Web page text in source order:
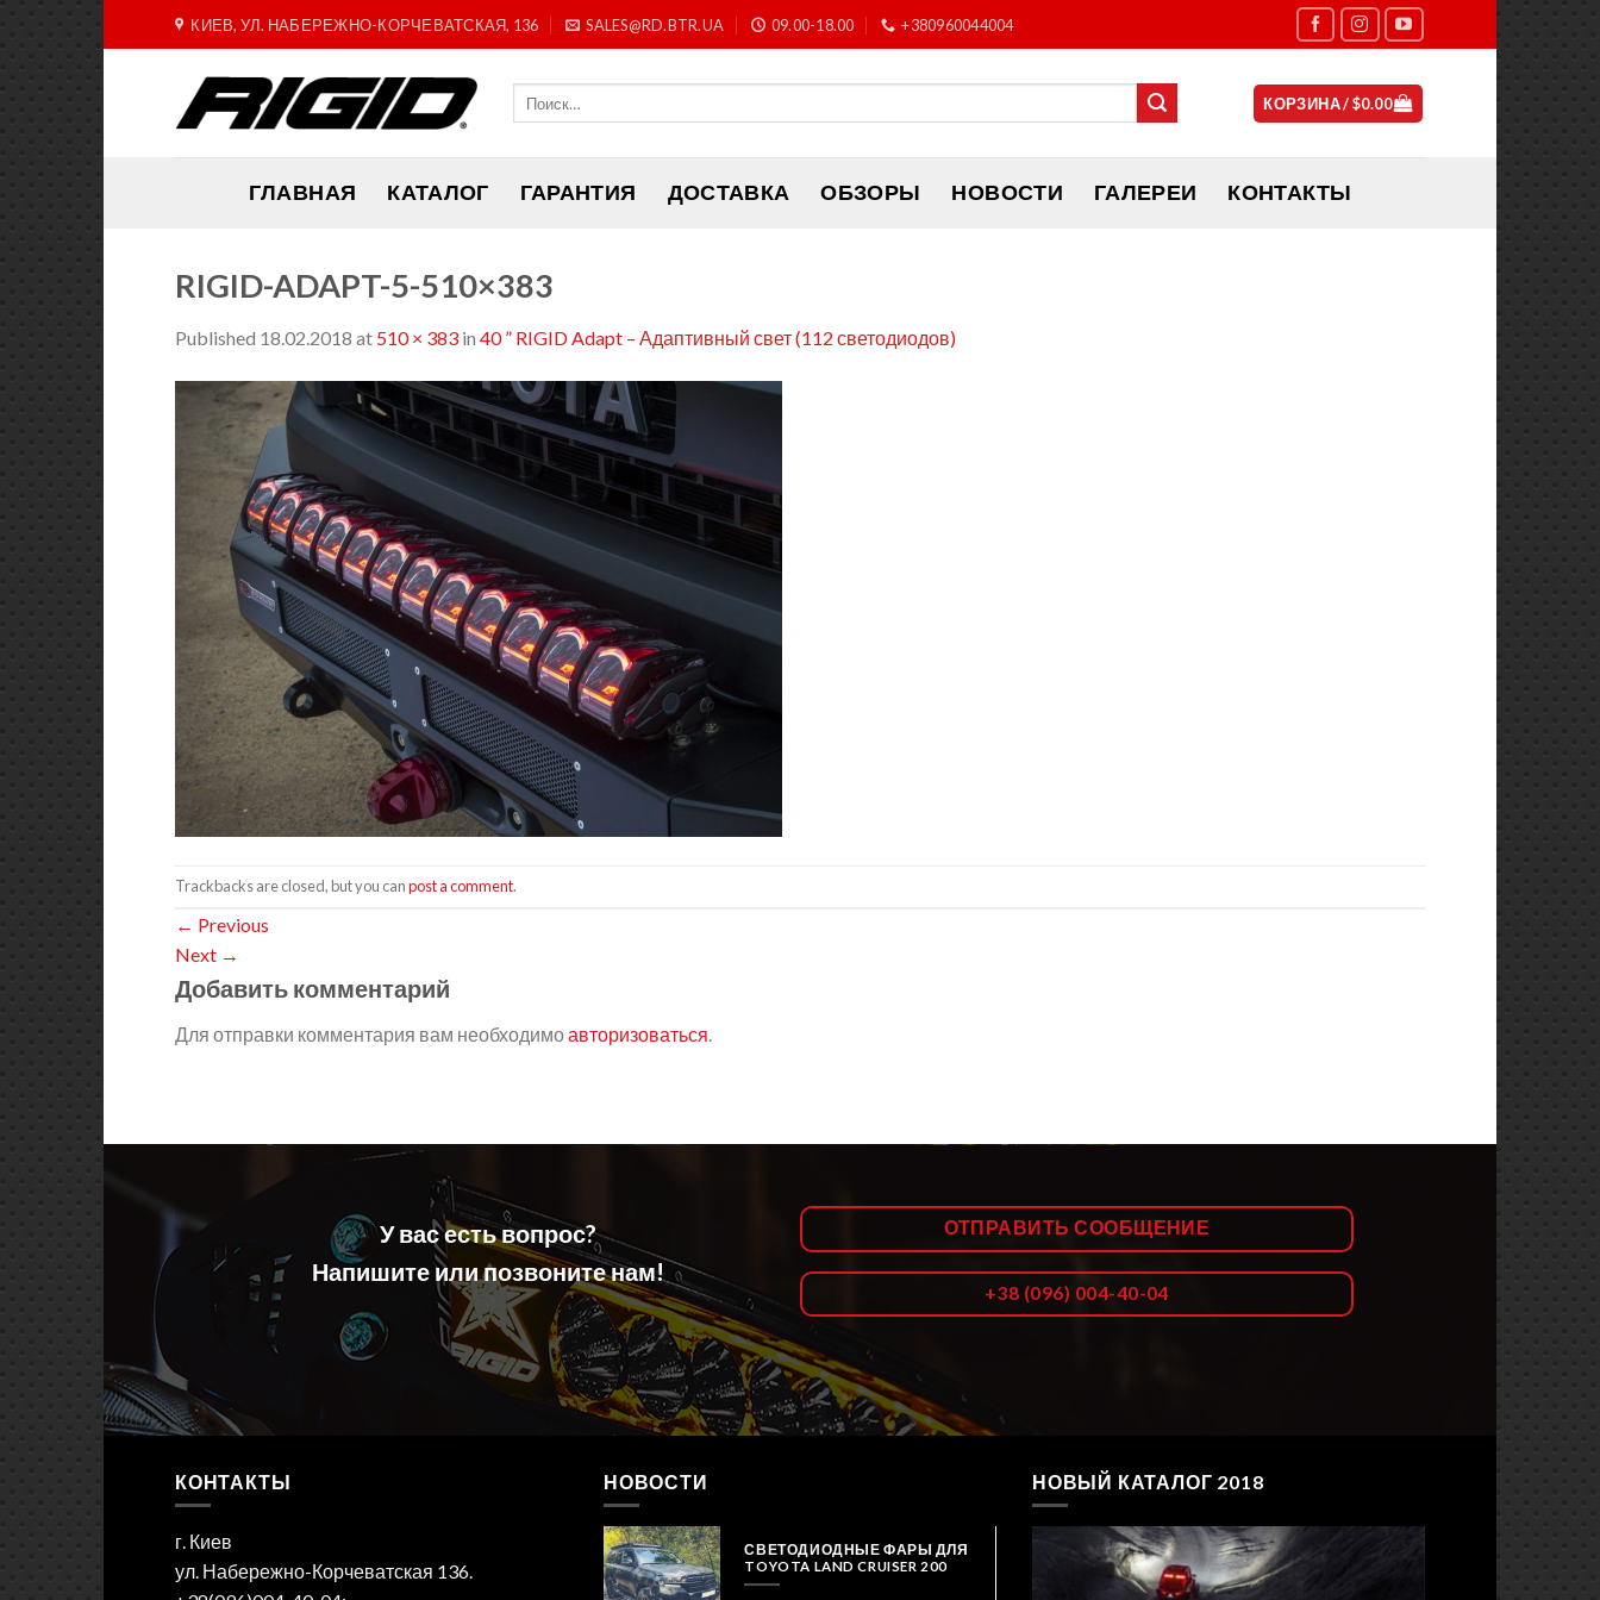
to
КИЕВ, УЛ. НАБЕРЕЖНО-КОРЧЕВАТСКАЯ, 136 SALES@RD.BTR.UA 09.00-18.00 +380960044004
КОРЗИНА /$0.00
ГЛАВНАЯ КАТАЛОГ ГАРАНТИЯ ДОСТАВКА ОБЗОРЫ НОВОСТИ ГАЛЕРЕИ КОНТАКТЫ
RIGID-ADAPT-5-510×383
Published 18.02.2018 at 510 × 383 in 40 ” RIGID Adapt – Адаптивный свет (112 светодиодов)
Trackbacks are closed, but you canpost a comment.
← Previous
Next →
Добавить комментарий
Для отправки комментария вам необходимоавторизоваться
У вас есть вопрос?
Напишите или позвоните нам!
ОТПРАВИТЬ СООБЩЕНИЕ
+38 (096) 004-40-04
КОНТАКТЫ
г. Киев
ул. Набережно-Корчеватская 136.
НОВОСТИ
СВЕТОДИОДНЫЕ ФАРЫ ДЛЯ
TOYOTA LAND CRUISER 200
НОВЫЙ КАТАЛОГ 2018